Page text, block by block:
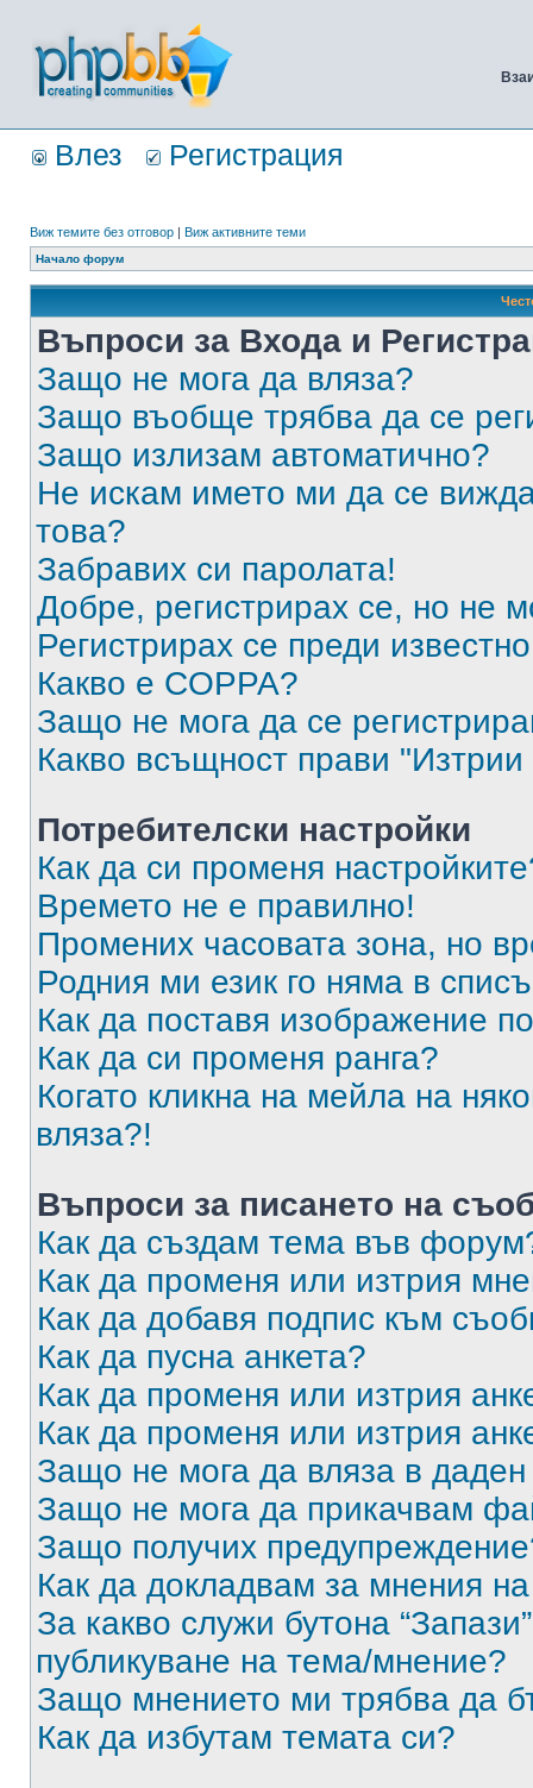
Влез Регистрация
Виж темите без отговор | Виж активните теми
Начало форум
Въпроси за Входа и
Защо не мога да вляза?
Защо въобще трябва да се
Защо излизам автоматично?
Не искам името ми да се
това?
Забравих си паролата!
Добре, регистрирах се, но не
Регистрирах се преди
Какво е COPPA?
Защо не мога да се
Какво всъщност прави "Изтрии
Потребителски настройки
Как да си променя
Времето не е правилно!
Промених часовата зона, но
Родния ми език го няма в
Как да поставя изображение
Как да си променя ранга?
Когато кликна на мейла на
вляза?!
Въпроси за писането на
Как да създам тема във
Как да променя или изтрия
Как да добавя подпис към
Как да пусна анкета?
Как да променя или изтрия
Как да променя или изтрия
Защо не мога да вляза в
Защо не мога да прикачвам
Защо получих
Как да докладвам за мнения
За какво служи бутона
публикуване на тема/мнение?
Защо мнението ми трябва да
Как да избутам темата си?